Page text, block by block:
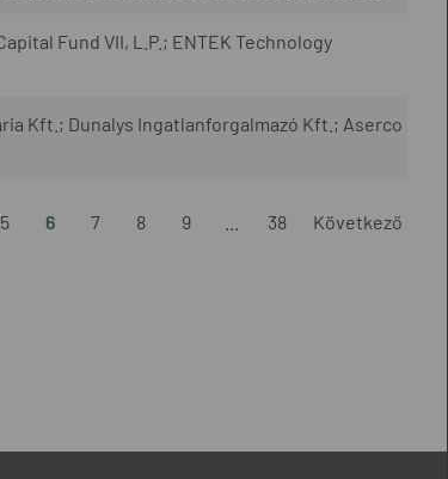
Fund VII, L.P.; ENTEK Technology
Kft.; Dunalys Ingatlanforgalmazó Kft.; Aserco
5 6 7 8 9 38 Következő